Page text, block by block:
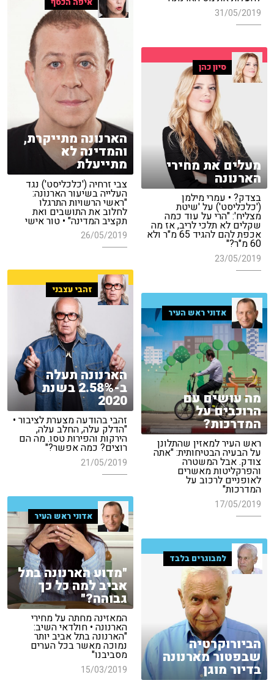
31/05/2019
הארנונה מתייקרת,
והמדינה לא
מתייעלת
צבי זרחיה ('כלכליסט') נגד
העלייה בשיעור הארנונה:
"ראשי הרשויות התרגלו
לחלוב את התושבים ואת
תקציב המדינה" • טור אישי
26/05/2019
סיון כהן
מעלים את מחירי
הארנונה
בצדק? • עמרי מילמן
('כלכליסט') על 'שיטת
מצליח': "הרי על עוד כמה
שקלים לא תלכי לריב, אז מה
אכפת להם להגיד 65 מ"ר ולא
60 מ"ר?"
23/05/2019
זהבי עצבני
הארנונה תעלה
ב-2.58% בשנת
2020
זהבי בהודעה מצערת לציבור •
"הדלק עלה, החלב עלה,
הירקות והפירות טסו. מה הם
רוצים? כמה אפשר?"
21/05/2019
אדוני ראש העיר
מה עושים עם
הרוכבים על
המדרכות?
ראש העיר למאזין שהתלונן
על הבעיה הבטיחותית: "אתה
צודק. אבל המשטרה
והפרקליטות מאשרים
לאופניים לרכוב על
המדרכות"
17/05/2019
אדוני ראש העיר
"מדוע הארנונה בתל
אביב למה כל כך
גבוהה?"
המאזינה מחתה על מחירי
הארנונה • חולדאי השיב:
"הארנונה בתל אביב יותר
נמוכה מאשר בכל הערים
מסביבנו"
15/03/2019
למבוגרים בלבד
הביורוקרטיה
שבפטור מארנונה
בדיור מוגן